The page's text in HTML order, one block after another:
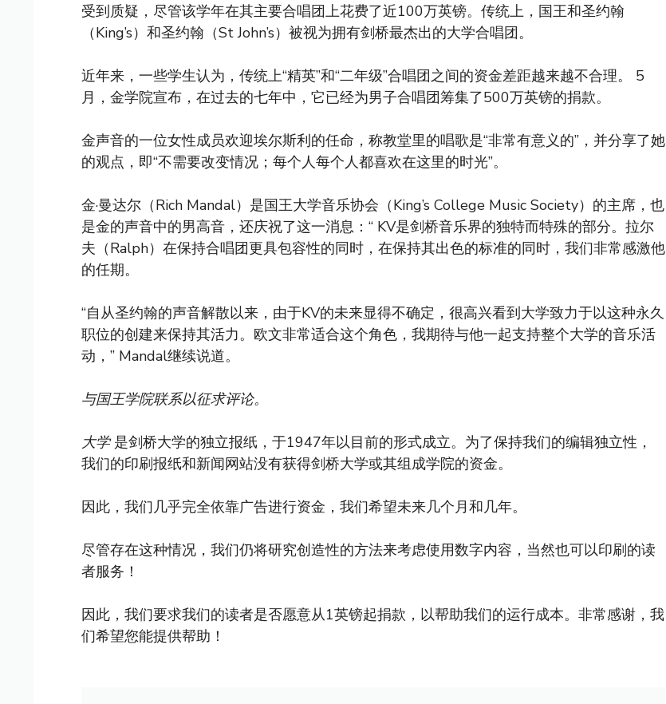
受到质疑，尽管该学年在其主要合唱团上花费了近100万英镑。传统上，国王和圣约翰
（King’s）和圣约翰（St John’s）被视为拥有剑桥最杰出的大学合唱团。
近年来，一些学生认为，传统上“精英”和“二年级”合唱团之间的资金差距越来越不合理。 5
月，金学院宣布，在过去的七年中，它已经为男子合唱团筹集了500万英镑的捐款。
金声音的一位女性成员欢迎埃尔斯利的任命，称教堂里的唱歌是“非常有意义的”，并分享了她
的观点，即“不需要改变情况；每个人每个人都喜欢在这里的时光”。
金·曼达尔（Rich Mandal）是国王大学音乐协会（King’s College Music Society）的主席，也
是金的声音中的男高音，还庆祝了这一消息：“ KV是剑桥音乐界的独特而特殊的部分。拉尔
夫（Ralph）在保持合唱团更具包容性的同时，在保持其出色的标准的同时，我们非常感激他
的任期。
“自从圣约翰的声音解散以来，由于KV的未来显得不确定，很高兴看到大学致力于以这种永久
职位的创建来保持其活力。欧文非常适合这个角色，我期待与他一起支持整个大学的音乐活
动，” Mandal继续说道。
与国王学院联系以征求评论。
大学是剑桥大学的独立报纸，于1947年以目前的形式成立。为了保持我们的编辑独立性，
我们的印刷报纸和新闻网站没有获得剑桥大学或其组成学院的资金。
因此，我们几乎完全依靠广告进行资金，我们希望未来几个月和几年。
尽管存在这种情况，我们仍将研究创造性的方法来考虑使用数字内容，当然也可以印刷的读
者服务！
因此，我们要求我们的读者是否愿意从1英镑起捐款，以帮助我们的运行成本。非常感谢，我
们希望您能提供帮助！